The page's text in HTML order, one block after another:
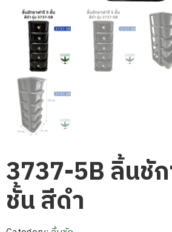
3737-5B ลิ้นชั
ชั้น สีดำ